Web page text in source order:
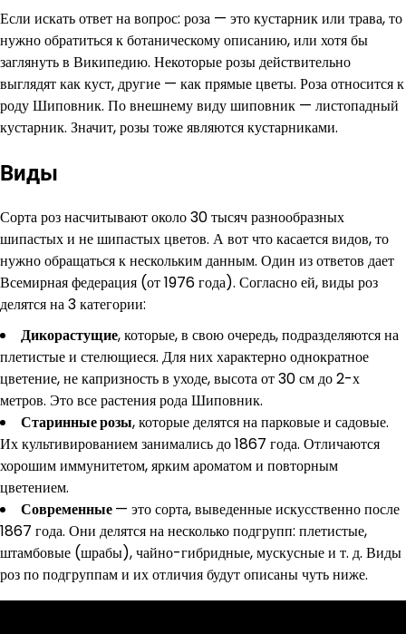
Если искать ответ на вопрос: роза — это кустарник или трава, то
нужно обратиться к ботаническому описанию, или хотя бы
заглянуть в Википедию. Некоторые розы действительно
выглядят как куст, другие — как прямые цветы. Роза относится к
роду Шиповник. По внешнему виду шиповник — листопадный
кустарник. Значит, розы тоже являются кустарниками.
Виды
Сорта роз насчитывают около 30 тысяч разнообразных
шипастых и не шипастых цветов. А вот что касается видов, то
нужно обращаться к нескольким данным. Один из ответов дает
Всемирная федерация (от 1976 года). Согласно ей, виды роз
делятся на 3 категории:
Дикорастущие, которые, в свою очередь, подразделяются на
плетистые и стелющиеся. Для них характерно однократное
цветение, не капризность в уходе, высота от 30 см до 2-х
метров. Это все растения рода Шиповник.
Старинные розы, которые делятся на парковые и садовые.
Их культивированием занимались до 1867 года. Отличаются
хорошим иммунитетом, ярким ароматом и повторным
цветением.
Современные— это сорта, выведенные искусственно после
1867 года. Они делятся на несколько подгрупп: плетистые,
штамбовые (шрабы), чайно-гибридные, мускусные и т. д. Виды
роз по подгруппам и их отличия будут описаны чуть ниже.